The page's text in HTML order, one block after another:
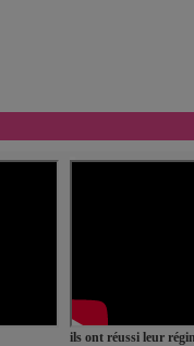
ils ont réussi leur